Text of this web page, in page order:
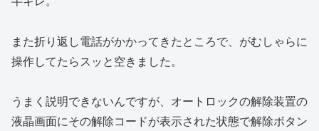
また折り返し電話がかかってきたところで、がむしゃらに
操作してたらスッと空きました。
うまく説明できないんですが、オートロックの解除装置の
液晶画面にその解除コードが表示された状態で解除ボタン